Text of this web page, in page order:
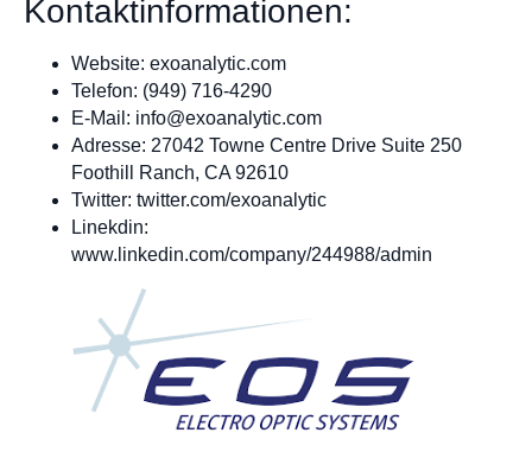
Kontaktinformationen:
Website: exoanalytic.com
Telefon: (949) 716-4290
E-Mail: info@exoanalytic.com
Adresse: 27042 Towne Centre Drive Suite 250
Foothill Ranch, CA 92610
Twitter: twitter.com/exoanalytic
Linekdin:
www.linkedin.com/company/244988/admin